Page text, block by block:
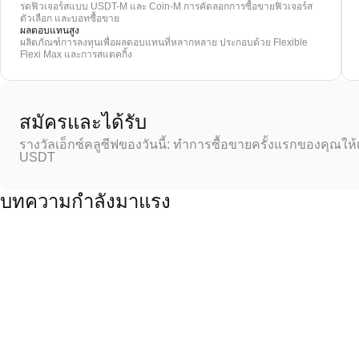
รดฟิวเจอร์สแบบ USDT-M และ Coin-M การคัดลอกการซื้อขายฟิวเจอร์ส
ตัวเลือก และบอทซื้อขาย
ผลตอบแทนสูง
ผลิตภัณฑ์การลงทุนเพื่อผลตอบแทนที่หลากหลาย ประกอบด้วย Flexible
Flexi Max และการสแตคกิ้ง
สมัครและได้รับ
รางวัลเอ็กซ์คลูซีฟของวันนี้: ทำการซื้อขายครั้งแรกของคุณใ
USDT
บทความกำลังมาแรง